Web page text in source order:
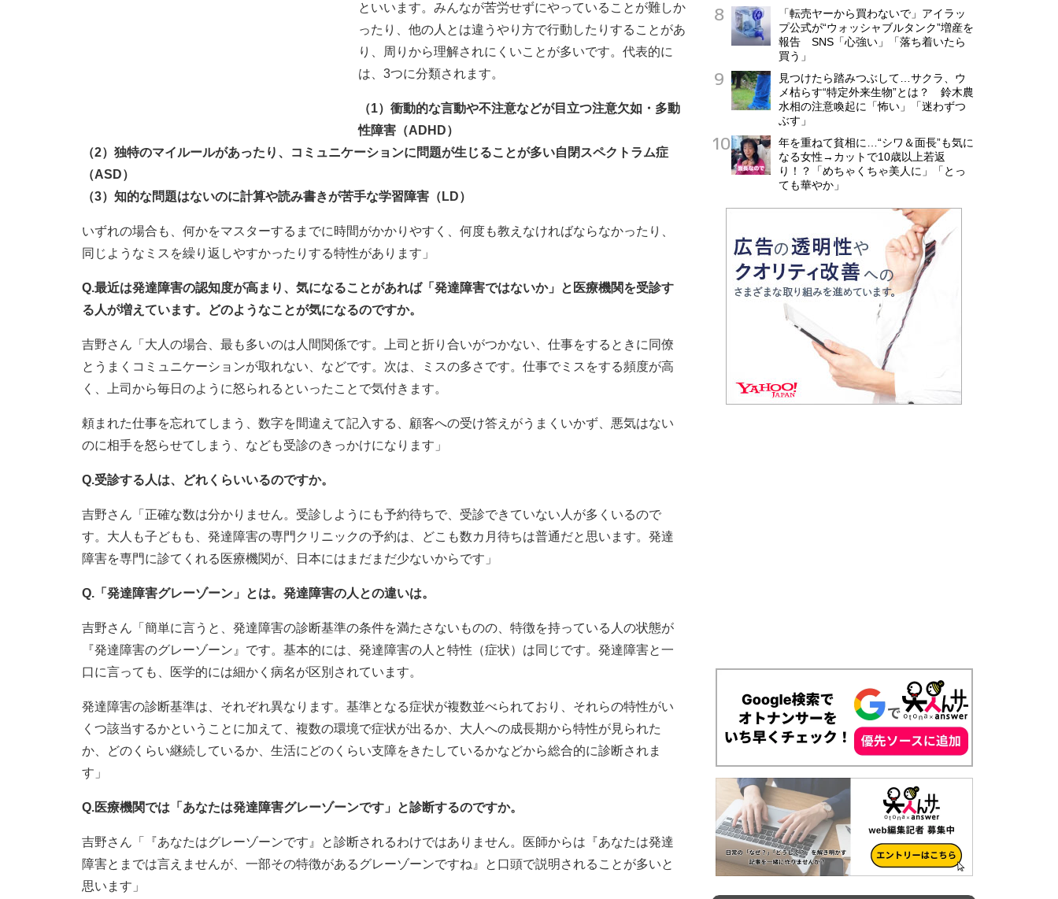
といいます。みんなが苦労せずにやっていることが難しか
ったり、他の人とは違うやり方で行動したりすることがあ
り、周りから理解されにくいことが多いです。代表的に
は、3つに分類されます。
（1）衝動的な言動や不注意などが目立つ注意欠如・多動
性障害（ADHD）
（2）独特のマイルールがあったり、コミュニケーションに問題が生じることが多い自閉スペクトラム症
（ASD）
（3）知的な問題はないのに計算や読み書きが苦手な学習障害（LD）
いずれの場合も、何かをマスターするまでに時間がかかりやすく、何度も教えなければならなかったり、
同じようなミスを繰り返しやすかったりする特性があります」
Q.最近は発達障害の認知度が高まり、気になることがあれば「発達障害ではないか」と医療機関を受診す
る人が増えています。どのようなことが気になるのですか。
吉野さん「大人の場合、最も多いのは人間関係です。上司と折り合いがつかない、仕事をするときに同僚
とうまくコミュニケーションが取れない、などです。次は、ミスの多さです。仕事でミスをする頻度が高
く、上司から毎日のように怒られるといったことで気付きます。
頼まれた仕事を忘れてしまう、数字を間違えて記入する、顧客への受け答えがうまくいかず、悪気はない
のに相手を怒らせてしまう、なども受診のきっかけになります」
Q.受診する人は、どれくらいいるのですか。
吉野さん「正確な数は分かりません。受診しようにも予約待ちで、受診できていない人が多くいるので
す。大人も子どもも、発達障害の専門クリニックの予約は、どこも数カ月待ちは普通だと思います。発達
障害を専門に診てくれる医療機関が、日本にはまだまだ少ないからです」
Q.「発達障害グレーゾーン」とは。発達障害の人との違いは。
吉野さん「簡単に言うと、発達障害の診断基準の条件を満たさないものの、特徴を持っている人の状態が
『発達障害のグレーゾーン』です。基本的には、発達障害の人と特性（症状）は同じです。発達障害と一
口に言っても、医学的には細かく病名が区別されています。
発達障害の診断基準は、それぞれ異なります。基準となる症状が複数並べられており、それらの特性がい
くつ該当するかということに加えて、複数の環境で症状が出るか、大人への成長期から特性が見られた
か、どのくらい継続しているか、生活にどのくらい支障をきたしているかなどから総合的に診断されま
す」
Q.医療機関では「あなたは発達障害グレーゾーンです」と診断するのですか。
吉野さん「『あなたはグレーゾーンです』と診断されるわけではありません。医師からは『あなたは発達
障害とまでは言えませんが、一部その特徴があるグレーゾーンですね』と口頭で説明されることが多いと
思います」
「転売ヤーから買わないで」アイラッ
プ公式が“ウォッシャブルタンク”増産を
報告 SNS「心強い」「落ち着いたら
買う」
見つけたら踏みつぶして…サクラ、ウ
メ枯らす“特定外来生物”とは？ 鈴木農
水相の注意喚起に「怖い」「迷わずつ
ぶす」
年を重ねて貧相に…“シワ＆面長”も気に
なる女性→カットで10歳以上若返
り！？「めちゃくちゃ美人に」「とっ
ても華やか」